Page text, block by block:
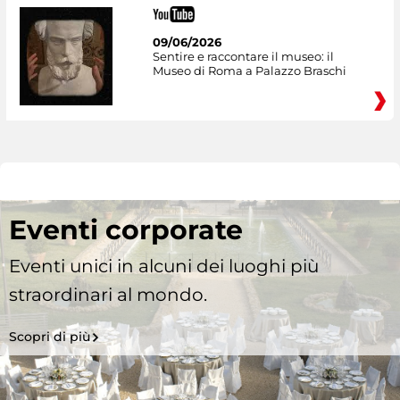
09/06/2026
Sentire e raccontare il museo: il
Museo di Roma a Palazzo Braschi
Eventi corporate
Eventi unici in alcuni dei luoghi più
straordinari al mondo.
Scopri di più